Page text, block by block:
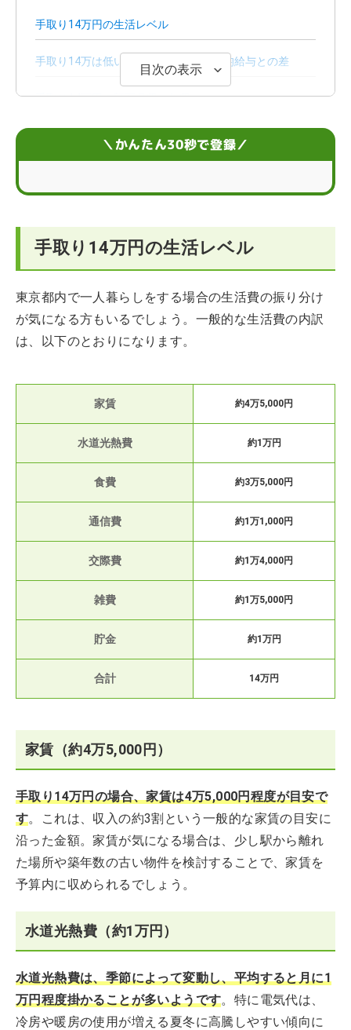
手取り14万円の生活レベル
手取り14万は低い？性別・学歴別の平均給与との差
手取り14万円の額面月収と年収
目次の表示
＼かんたん30秒で登録／
手取り14万円の生活レベル
東京都内で一人暮らしをする場合の生活費の振り分け
が気になる方もいるでしょう。一般的な生活費の内訳
は、以下のとおりになります。
家賃 約4万5,000円
水道光熱費 約1万円
食費 約3万5,000円
通信費 約1万1,000円
交際費 約1万4,000円
雑費 約1万5,000円
貯金 約1万円
合計 14万円
家賃（約4万5,000円）
手取り14万円の場合、家賃は4万5,000円程度が目安で
す。これは、収入の約3割という一般的な家賃の目安に
沿った金額。家賃が気になる場合は、少し駅から離れ
た場所や築年数の古い物件を検討することで、家賃を
予算内に収められるでしょう。
水道光熱費（約1万円）
水道光熱費は、季節によって変動し、平均すると月に1
万円程度掛かることが多いようです。特に電気代は、
冷房や暖房の使用が増える夏冬に高騰しやすい傾向に